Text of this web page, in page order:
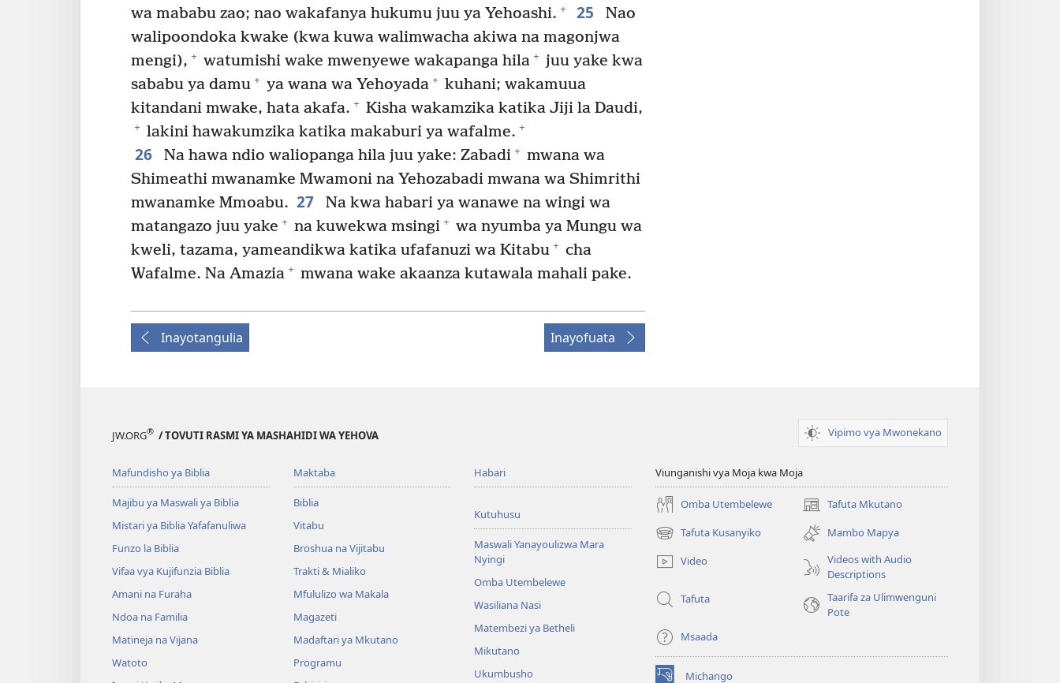
wa mababu zao; nao wakafanya hukumu juu ya Yehoashi. + 25
Nao
walipoondoka kwake (kwa kuwa walimwacha akiwa na magonjwa
mengi), + watumishi wake mwenyewe wakapanga hila + juu yake kwa
sababu ya damu + ya wana wa Yehoyada + kuhani; wakamuua
kitandani mwake, hata akafa. + Kisha wakamzika katika Jiji la Daudi,
+ lakini hawakumzika katika makaburi ya wafalme. +
26 Na hawa ndio waliopanga hila juu yake: Zabadi + mwana wa
Shimeathi mwanamke Mwamoni na Yehozabadi mwana wa Shimrithi
mwanamke Mmoabu. 27
Na kwa habari ya wanawe na wingi wa
matangazo juu yake + na kuwekwa msingi + wa nyumba ya Mungu wa
kweli, tazama, yameandikwa katika ufafanuzi wa Kitabu + cha
Wafalme. Na Amazia + mwana wake akaanza kutawala mahali pake.
Inayotangulia Inayofuata
JW.ORG® / TOVUTI RASMI YA MASHAHIDI WA YEHOVA Vipimo vya Mwonekano
Mafundisho ya Biblia
Majibu ya Maswali ya Biblia
Mistari ya Biblia Yafafanuliwa
Funzo la Biblia
Vifaa vya Kujifunzia Biblia
Amani na Furaha
Ndoa na Familia
Matineja na Vijana
Watoto
Maktaba
Biblia
Vitabu
Broshua na Vijitabu
Trakti & Mialiko
Mfululizo wa Makala
Magazeti
Madaftari ya Mkutano
Programu
Habari
Kutuhusu
Maswali Yanayoulizwa Mara
Nyingi
Omba Utembelewe
Wasiliana Nasi
Matembezi ya Betheli
Mikutano
Ukumbusho
Viunganishi vya Moja kwa Moja
Omba Utembelewe Tafuta Mkutano
(opens
new
window)
Tafuta Kusanyiko
(opens
new
window)
Mambo Mapya
Video
Videos with Audio
Descriptions
Tafuta
Taarifa za Ulimwenguni
Pote
Msaada
Michango